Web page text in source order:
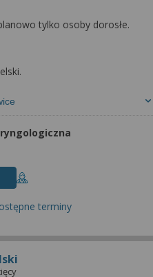
tylko osoby dorosłe.
terminy